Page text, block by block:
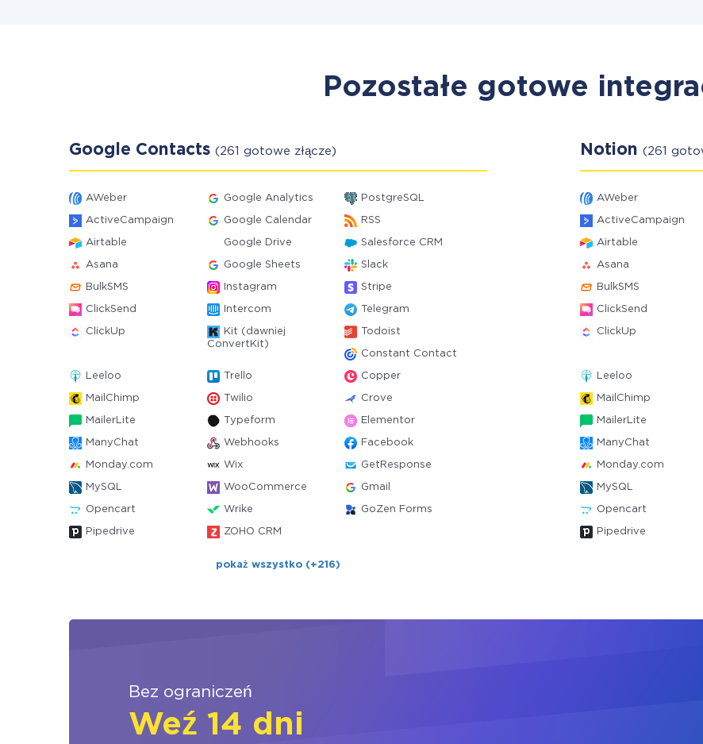
Pozostałe gotowe
Google Contacts (261 gotowe złącze)
AWeber Google Analytics PostgreSQL
ActiveCampaign Google Calendar RSS
Airtable Google Drive Salesforce CRM
Asana Google Sheets Slack
BulkSMS Instagram Stripe
ClickSend Intercom Telegram
ClickUp
Kit (dawniej
ConvertKit)
Todoist
Constant Contact
Leeloo Trello Copper
MailChimp Twilio Crove
MailerLite Typeform Elementor
ManyChat Webhooks Facebook
Monday.com Wix GetResponse
MySQL WooCommerce Gmail
Opencart Wrike GoZen Forms
Pipedrive ZOHO CRM
pokaż wszystko (+216)
Notion (261
AWeber
ActiveCampaign
Airtable
Asana
BulkSMS
ClickSend
ClickUp
Leeloo
MailChimp
MailerLite
ManyChat
Monday.com
MySQL
Opencart
Pipedrive
Bez ograniczeń
Weź 14 dni